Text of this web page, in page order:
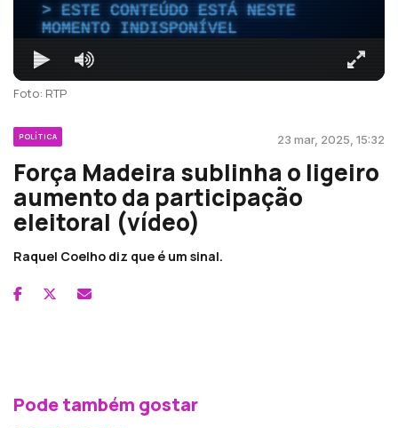
ESTE CONTEÚDO ESTÁ NESTE
MOMENTO INDISPONÍVEL
Foto: RTP
POLÍTICA 23 mar, 2025, 15:32
Força Madeira sublinha o ligeiro
aumento da participação
eleitoral (vídeo)
Raquel Coelho diz que é um sinal.
Pode também gostar